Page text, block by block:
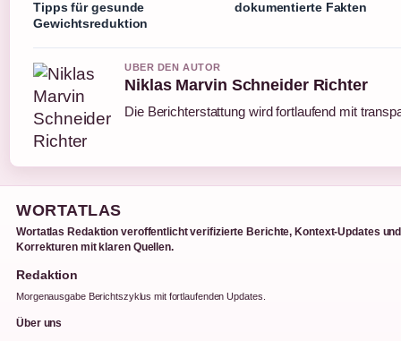
Tipps für gesunde
Gewichtsreduktion
dokumentierte Fakten
UBER DEN AUTOR
Niklas Marvin Schneider Richter
Die Berichterstattung wird fortlaufend mit
WORTATLAS
Wortatlas Redaktion veroffentlicht verifizierte Berichte, Kontext-Updates und
Korrekturen mit klaren Quellen.
Redaktion
Morgenausgabe Berichtszyklus mit fortlaufenden Updates.
Über uns